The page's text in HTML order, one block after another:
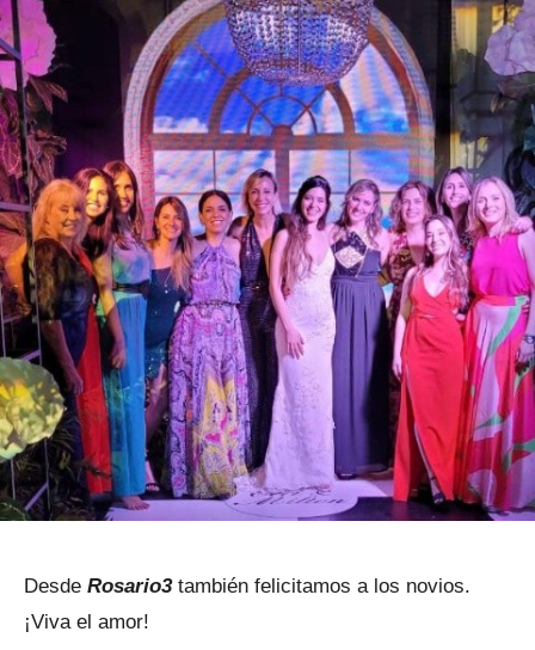
Desde Rosario3también felicitamos a los novios.
¡Viva el amor!